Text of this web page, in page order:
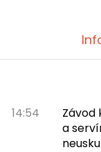
14:54
Závod
a